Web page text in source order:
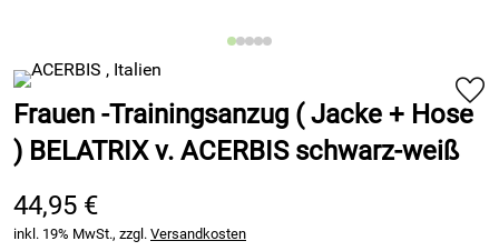
Frauen -Trainingsanzug ( Jacke + Hose
) BELATRIX v. ACERBIS schwarz-weiß
44,95 €
inkl. 19% MwSt., zzgl. Versandkosten